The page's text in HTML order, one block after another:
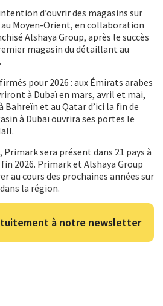
d’ouvrir des magasins sur
Moyen-Orient, en collaboration
Alshaya Group, après le succès
magasin du détaillant au
pour 2026 : aux Émirats arabes
à Dubaï en mars, avril et mai,
Bahreïn et au Qatar d’ici la fin de
à Dubaï ouvrira ses portes le
sera présent dans 21 pays à
2026. Primark et Alshaya Group
au cours des prochaines années sur
la région.
à notre newsletter